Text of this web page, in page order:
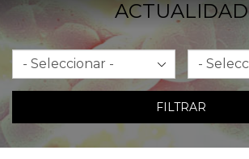
ACTUALIDAD
Mes Año
FILTRAR